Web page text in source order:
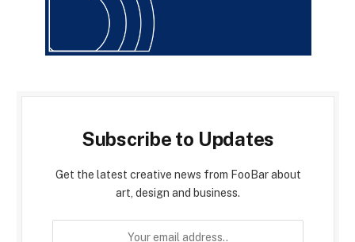
Subscribe to Updates
Get the latest creative news from FooBar about
art, design and business.